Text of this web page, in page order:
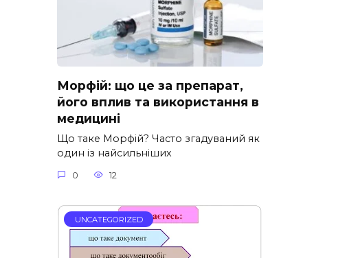
Морфій: що це за препарат,
його вплив та використання в
медицині
Що таке Морфій? Часто згадуваний як
один із найсильніших
0 12
UNCATEGORIZED